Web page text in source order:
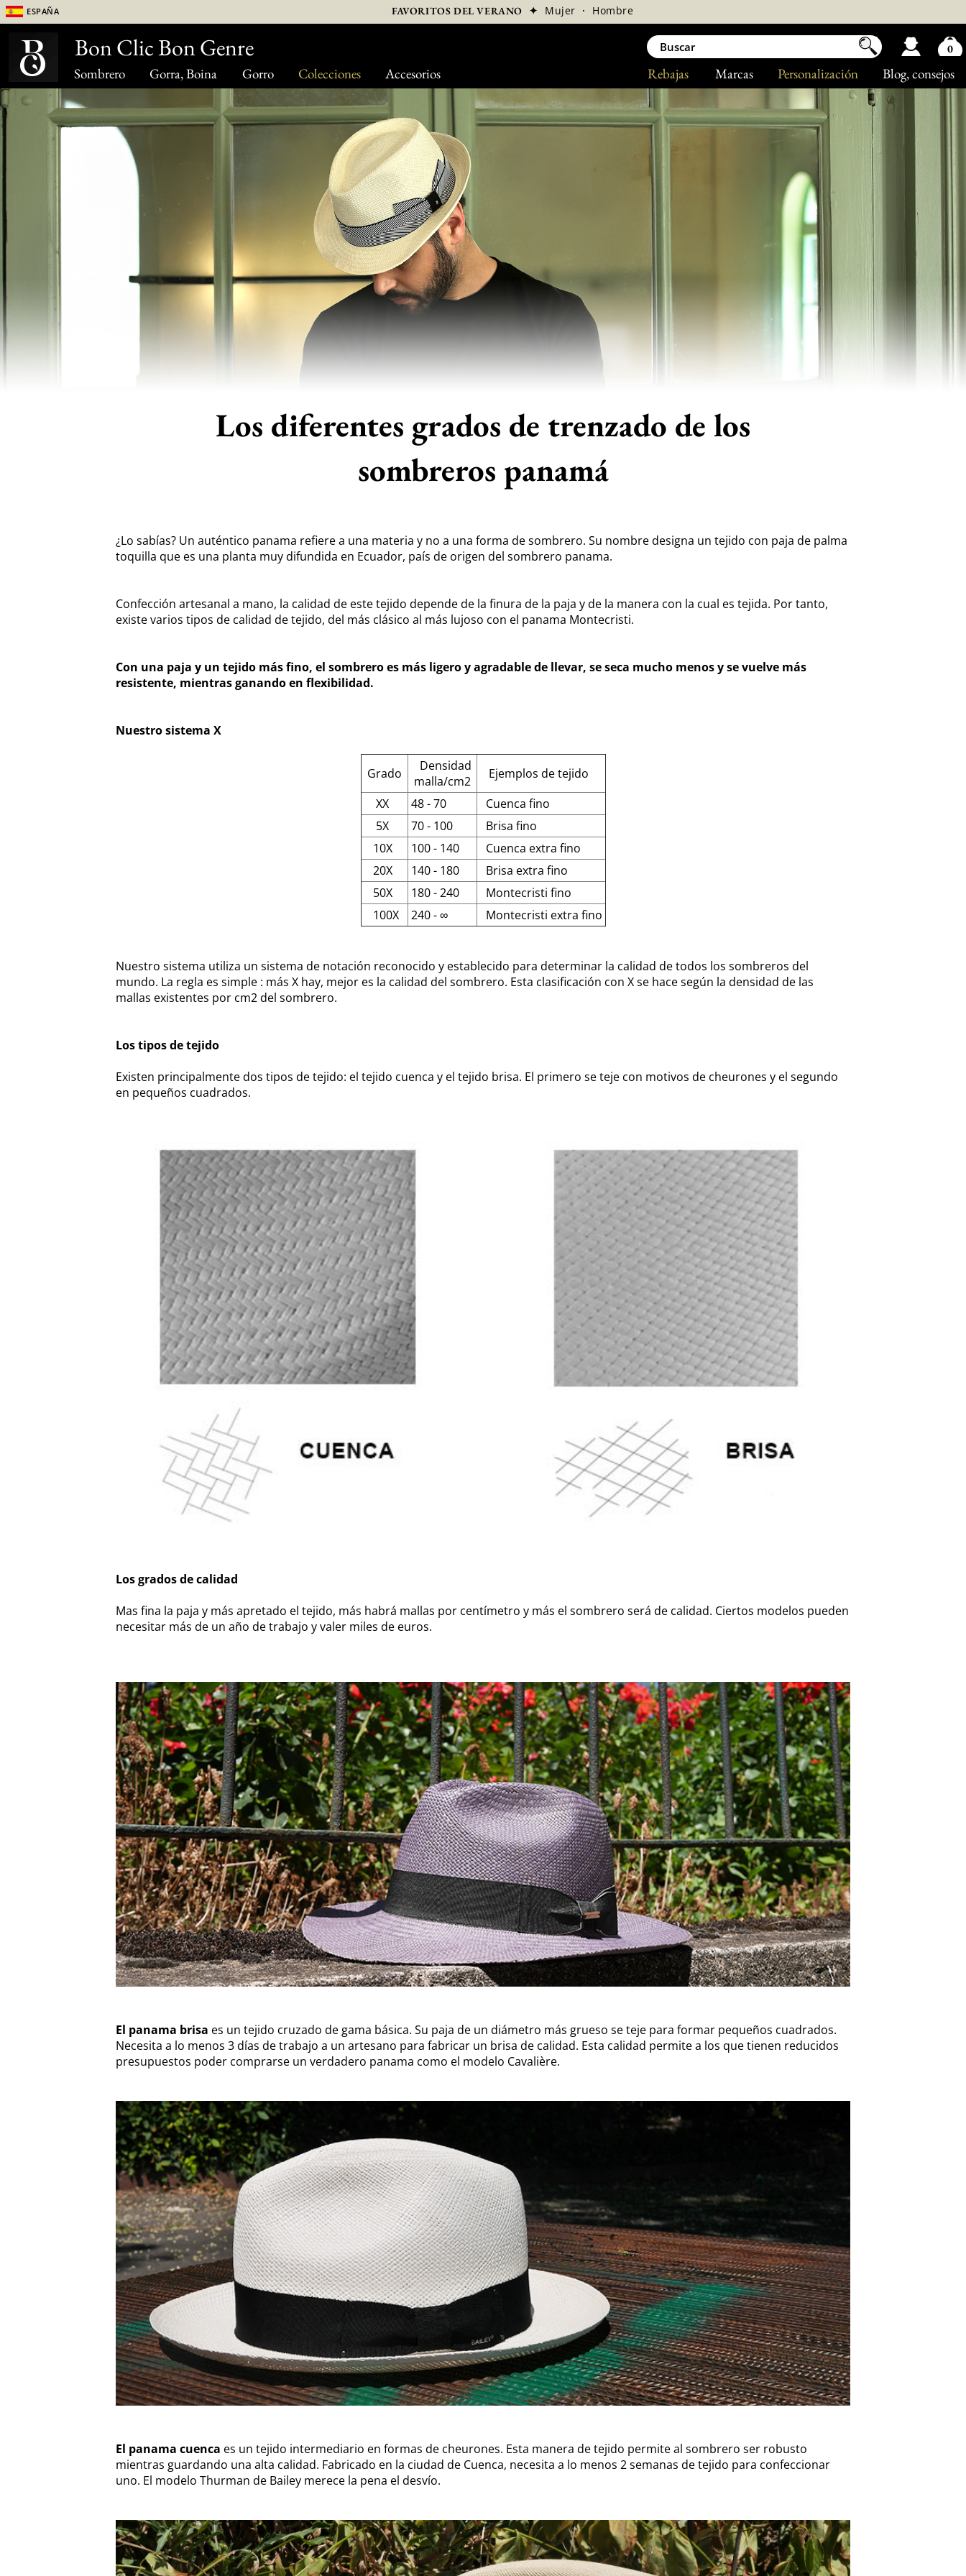
Sombrero Gorra, Boina Gorro Colecciones Accesorios Blog, consejos
Personalización
Marcas
Rebajas
España FAVORITOS DEL VERANO ✦ Mujer · Hombre
Los diferentes grados de trenzado de los
sombreros panamá
¿Lo sabías? Un auténtico panama refiere a una materia y no a una forma de sombrero. Su nombre designa un tejido con paja de palma
toquilla que es una planta muy difundida en Ecuador, país de origen del sombrero panama.
Confección artesanal a mano, la calidad de este tejido depende de la finura de la paja y de la manera con la cual es tejida. Por tanto,
existe varios tipos de calidad de tejido, del más clásico al más lujoso con el panama Montecristi.
Con una paja y un tejido más fino, el sombrero es más ligero y agradable de llevar, se seca mucho menos y se vuelve más
resistente, mientras ganando en flexibilidad.
Nuestro sistema X
Grado
Densidad
malla/cm2
Ejemplos de tejido
XX
48 - 70
Cuenca fino
5X
70 - 100
Brisa fino
10X
100 - 140
Cuenca extra fino
20X
140 - 180
Brisa extra fino
50X
180 - 240
Montecristi fino
100X
240 - ∞ Montecristi extra fino
Nuestro sistema utiliza un sistema de notación reconocido y establecido para determinar la calidad de todos los sombreros del
mundo. La regla es simple : más X hay, mejor es la calidad del sombrero. Esta clasificación con X se hace según la densidad de las
mallas existentes por cm2 del sombrero.
Los tipos de tejido
Existen principalmente dos tipos de tejido: el tejido cuenca y el tejido brisa. El primero se teje con motivos de cheurones y el segundo
en pequeños cuadrados.
Los grados de calidad
Mas fina la paja y más apretado el tejido, más habrá mallas por centímetro y más el sombrero será de calidad. Ciertos modelos pueden
necesitar más de un año de trabajo y valer miles de euros.
El panama brisa es un tejido cruzado de gama básica. Su paja de un diámetro más grueso se teje para formar pequeños cuadrados.
Necesita a lo menos 3 días de trabajo a un artesano para fabricar un brisa de calidad. Esta calidad permite a los que tienen reducidos
presupuestos poder comprarse un verdadero panama como el modelo Cavalière.
El panama cuenca es un tejido intermediario en formas de cheurones. Esta manera de tejido permite al sombrero ser robusto
mientras guardando una alta calidad. Fabricado en la ciudad de Cuenca, necesita a lo menos 2 semanas de tejido para confeccionar
uno. El modelo Thurman de Bailey merece la pena el desvío.
Bon Clic Bon Genre 0